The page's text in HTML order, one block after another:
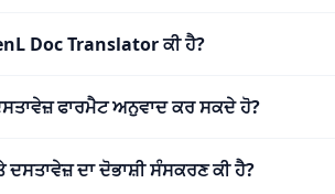
Doc Translator ਕੀ ਹੈ?
ਫਾਰਮੈਟ ਅਨੁਵਾਦ ਕਰ ਸਕਦੇ ਹੋ?
ਦਸਤਾਵੇਜ਼ ਦਾ ਦੋਭਾਸ਼ੀ ਸੰਸਕਰਣ ਕੀ ਹੈ?